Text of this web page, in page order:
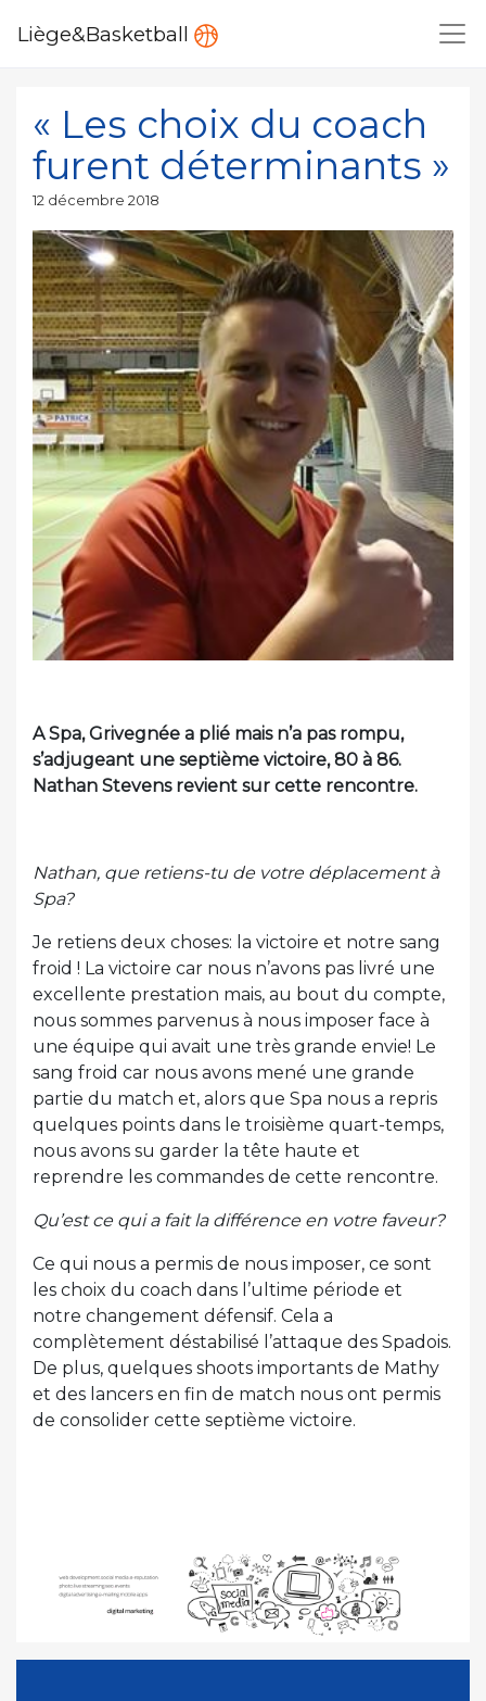
Liège&Basketball
« Les choix du coach
furent déterminants »
Publié
12 décembre 2018
A Spa, Grivegnée a plié mais n’a pas rompu,
s’adjugeant une septième victoire, 80 à 86.
Nathan Stevens revient sur cette rencontre.
Nathan, que retiens-tu de votre déplacement à
Spa?
Je retiens deux choses: la victoire et notre sang
froid ! La victoire car nous n’avons pas livré une
excellente prestation mais, au bout du compte,
nous sommes parvenus à nous imposer face à
une équipe qui avait une très grande envie! Le
sang froid car nous avons mené une grande
partie du match et, alors que Spa nous a repris
quelques points dans le troisième quart-temps,
nous avons su garder la tête haute et
reprendre les commandes de cette rencontre.
Qu’est ce qui a fait la différence en votre faveur?
Ce qui nous a permis de nous imposer, ce sont
les choix du coach dans l’ultime période et
notre changement défensif. Cela a
complètement déstabilisé l’attaque des Spadois.
De plus, quelques shoots importants de Mathy
et des lancers en fin de match nous ont permis
de consolider cette septième victoire.